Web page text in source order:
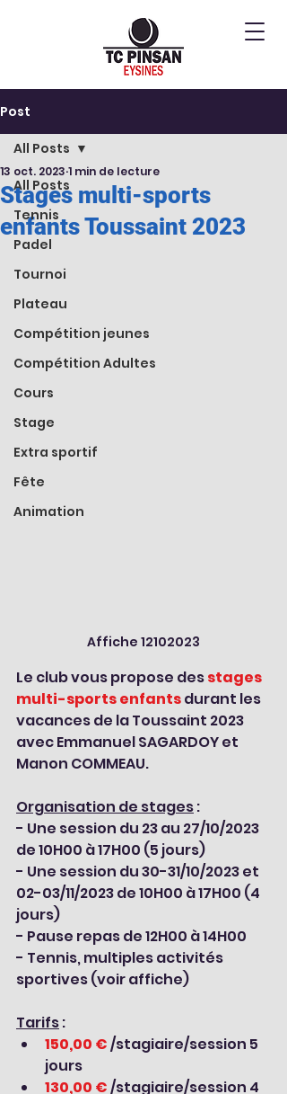
Post
All Posts
Tennis
Padel
Tournoi
Plateau
Compétition jeunes
Compétition Adultes
Cours
Stage
Extra sportif
Fête
Animation
All Posts
Stages multi-sports
enfants Toussaint 2023
13 oct. 2023 1 min de lecture
Affiche 12102023
Le club vous propose des stages
multi-sports enfants durant les
vacances de la Toussaint 2023
avec Emmanuel SAGARDOY et
Manon COMMEAU.
Organisation de stages :
- Une session du 23 au 27/10/2023
de 10H00 à 17H00 (5 jours)
- Une session du 30-31/10/2023 et
02-03/11/2023 de 10H00 à 17H00 (4
jours)
- Pause repas de 12H00 à 14H00
- Tennis, multiples activités
sportives (voir affiche)
Tarifs :
150,00 € /stagiaire/session 5
jours
130,00 € /stagiaire/session 4